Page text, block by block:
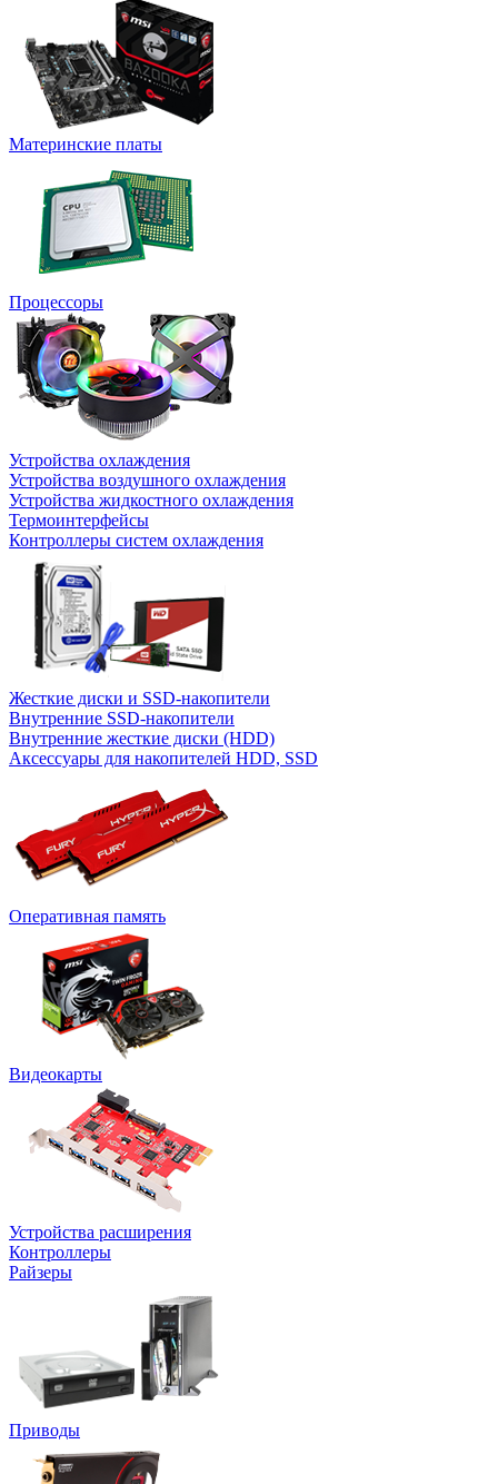
Материнские платы
Процессоры
Устройства охлаждения
Устройства воздушного охлаждения
Устройства жидкостного охлаждения
Термоинтерфейсы
Контроллеры систем охлаждения
Жесткие диски и SSD-накопители
Внутренние SSD-накопители
Внутренние жесткие диски (HDD)
Аксессуары для накопителей HDD, SSD
Оперативная память
Видеокарты
Устройства расширения
Контроллеры
Райзеры
Приводы